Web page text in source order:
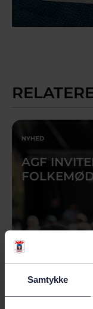
Samtykke
NYHED
AGF